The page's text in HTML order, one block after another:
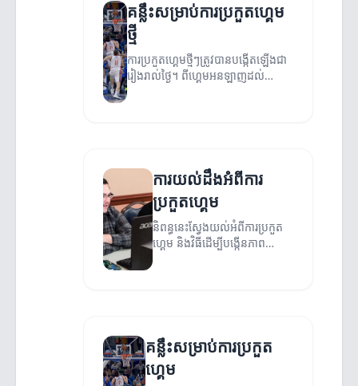
គន្លឹះសម្រាប់ការប្រកួតហ្គេម
ថ្មី
ការប្រកួតហ្គេមថ្មីៗត្រូវបានបង្កើតឡើងជា
រៀងរាល់ថ្ងៃ។ ពីហ្គេមអនឡាញដល់
ការយល់ដឹងអំពីការ
ប្រកួតហ្គេម
និពន្ធនេះស្វែងយល់អំពីការប្រកួត
ហ្គេម និងវិធីដើម្បីបង្កើនភាព
គន្លឹះសម្រាប់ការប្រកួត
ហ្គេម